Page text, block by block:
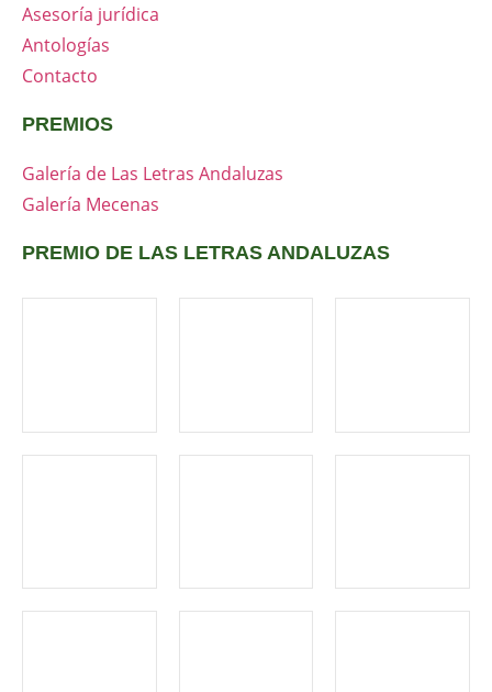
Asesoría jurídica
Antologías
Contacto
PREMIOS
Galería de Las Letras Andaluzas
Galería Mecenas
PREMIO DE LAS LETRAS ANDALUZAS